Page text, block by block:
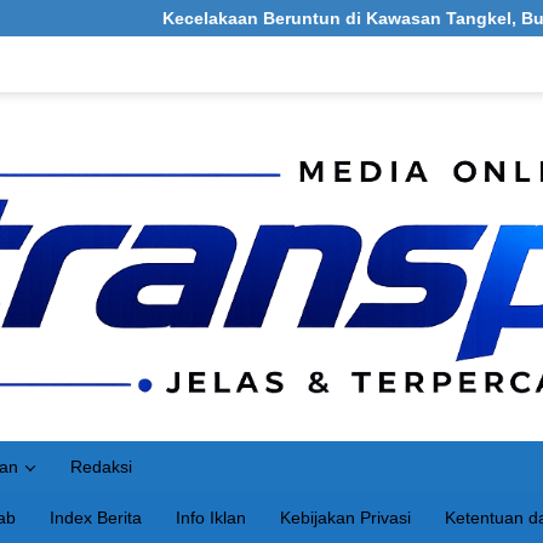
Kecelakaan Beruntun di Kawasan Tangkel, Burneh,
Redaksi
Index Berita Info Iklan Kebijakan Privasi Ketentuan